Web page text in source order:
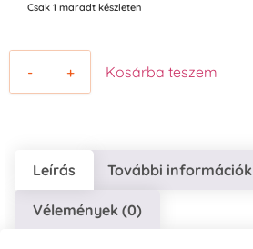
Csak 1 maradt készleten
- + Kosárba teszem
Leírás További információk
Vélemények (0)